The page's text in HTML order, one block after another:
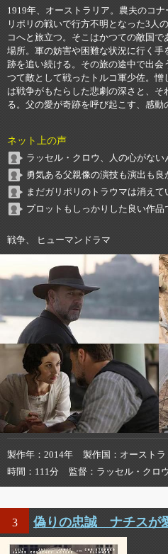
1919年、オーストラリア。農夫のコ
リポリの戦いで行方不明となった3人
コへと旅立つ。そこはかつての敵国
場所。軍の妨害や困難な状況に行く手
跡を追い続ける。その旅の途中で出
つて敵として戦ったトルコ軍少佐。
は戦争がもたらした悲劇の深さと、
る。父の愛が奇跡を呼び起こす、感動
ネット上の声
ラッセル・クロウ、人の心がな
勇気ある父親像の演技も演出も良
まだガリポリのトラウマは消えて
プロットもしっかりした良い作品
戦争、 ヒューマンドラマ
製作年 2014年 製作国
オーストラ
時間
111分 監督 ラッセル・クロウ
3 偽りの忠誠 ナチスが